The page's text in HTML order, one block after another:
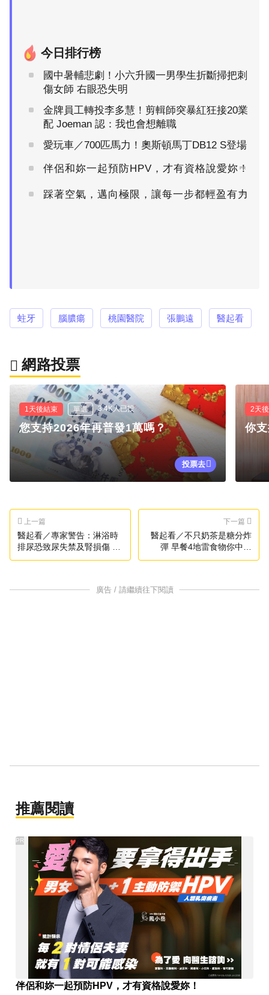
今日排行榜
國中暑輔悲劇！小六升國一男學生折斷掃把刺
傷女師 右眼恐失明
金牌員工轉投李多慧！剪輯師突暴紅狂接20業
配 Joeman 認：我也會想離職
愛玩車／700匹馬力！奧斯頓馬丁DB12 S登場
伴侶和妳一起預防HPV，才有資格說愛妳！
PR
踩著空氣，邁向極限，讓每一步都輕盈有力
PR
蛀牙 腦膿瘍 桃園醫院 張鵬遠 醫起看
網路投票
1天後結束 單選 3.4K人已投
您支持2026年再普發1萬嗎？
投票去
2天
你
上一篇
醫起看／專家警告：淋浴時
排尿恐致尿失禁及腎損傷 女
性更應留意
下一篇
醫起看／不只奶茶是糖分炸
彈 早餐4地雷食物你中幾
項？
廣告 / 請繼續往下閱讀
推薦閱讀
伴侶和妳一起預防HPV，才有資格說愛妳！
PR